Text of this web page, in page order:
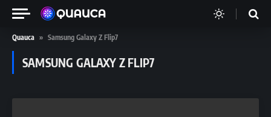
Quauca » Samsung Galaxy Z Flip7
SAMSUNG GALAXY Z FLIP7